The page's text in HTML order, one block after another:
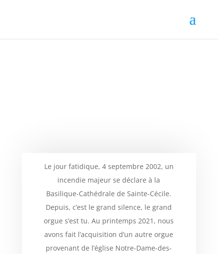
Le jour fatidique, 4 septembre 2002, un
incendie majeur se déclare à la
Basilique-Cathédrale de Sainte-Cécile.
Depuis, c’est le grand silence, le grand
orgue s’est tu. Au printemps 2021, nous
avons fait l’acquisition d’un autre orgue
provenant de l’église Notre-Dame-des-